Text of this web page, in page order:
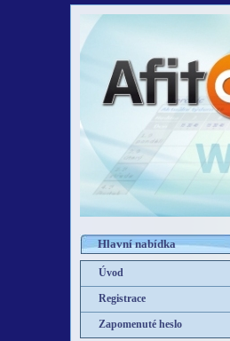
Hlavní nabídka
Úvod
Registrace
Zapomenuté heslo